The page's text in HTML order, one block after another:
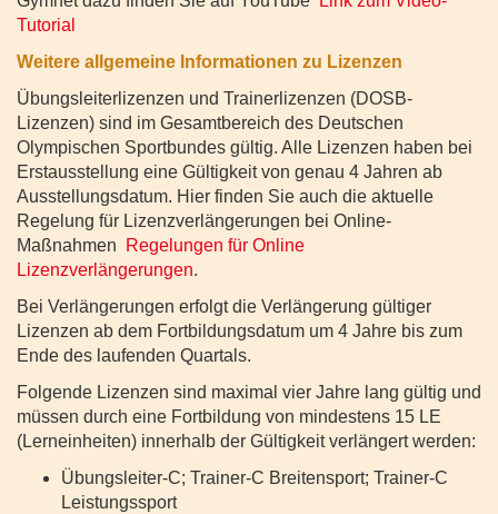
Tutorial
Weitere allgemeine Informationen zu Lizenzen
Übungsleiterlizenzen und Trainerlizenzen (DOSB-
Lizenzen) sind im Gesamtbereich des Deutschen
Olympischen Sportbundes gültig. Alle Lizenzen haben bei
Erstausstellung eine Gültigkeit von genau 4 Jahren ab
Ausstellungsdatum. Hier finden Sie auch die aktuelle
Regelung für Lizenzverlängerungen bei Online-
Maßnahmen
Regelungen für Online
Lizenzverlängerungen.
Bei Verlängerungen erfolgt die Verlängerung gültiger
Lizenzen ab dem Fortbildungsdatum um 4 Jahre bis zum
Ende des laufenden Quartals.
Folgende Lizenzen sind maximal vier Jahre lang gültig und
müssen durch eine Fortbildung von mindestens 15 LE
(Lerneinheiten) innerhalb der Gültigkeit verlängert werden:
Übungsleiter-C; Trainer-C Breitensport; Trainer-C
Leistungssport